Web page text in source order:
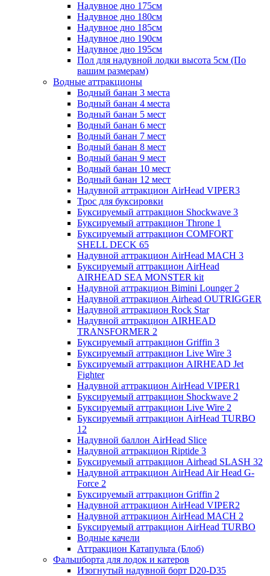
Надувное дно 175см
Надувное дно 180см
Надувное дно 185см
Надувное дно 190см
Надувное дно 195см
Пол для надувной лодки высота 5см (По
вашим размерам)
Водные аттракционы
Водный банан 3 места
Водный банан 4 места
Водный банан 5 мест
Водный банан 6 мест
Водный банан 7 мест
Водный банан 8 мест
Водный банан 9 мест
Водный банан 10 мест
Водный банан 12 мест
Надувной аттракцион AirHead VIPER3
Трос для буксировки
Буксируемый аттракцион Shockwave 3
Буксируемый аттракцион Throne 1
Буксируемый аттракцион COMFORT
SHELL DECK 65
Надувной аттракцион AirHead MACH 3
Буксируемый аттракцион AirHead
AIRHEAD SEA MONSTER kit
Надувной аттракцион Bimini Lounger 2
Надувной аттракцион Airhead OUTRIGGER
Надувной аттракцион Rock Star
Надувной аттракцион AIRHEAD
TRANSFORMER 2
Буксируемый аттракцион Griffin 3
Буксируемый аттракцион Live Wire 3
Буксируемый аттракцион AIRHEAD Jet
Fighter
Надувной аттракцион AirHead VIPER1
Буксируемый аттракцион Shockwave 2
Буксируемый аттракцион Live Wire 2
Буксируемый аттракцион AirHead TURBO
12
Надувной баллон AirHead Slice
Надувной аттракцион Riptide 3
Буксируемый аттракцион Airhead SLASH 32
Надувной аттракцион AirHead Air Head G-
Force 2
Буксируемый аттракцион Griffin 2
Надувной аттракцион AirHead VIPER2
Надувной аттракцион AirHead MACH 2
Буксируемый аттракцион AirHead TURBO
Водные качели
Аттракцион Катапульта (Блоб)
Фальшборта для лодок и катеров
Изогнутый надувной борт D20-D35